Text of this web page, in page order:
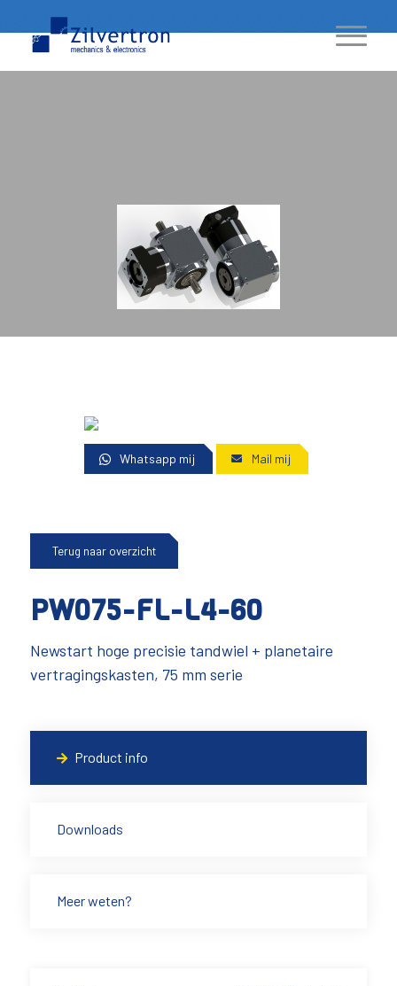
Whatsapp mij Mail mij
Terug naar overzicht
PW075-FL-L4-60
Newstart hoge precisie tandwiel + planetaire
vertragingskasten, 75 mm serie
Product info
Downloads
Meer weten?